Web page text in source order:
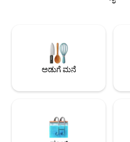
ಮತ್ತು BBQ ಅನ್ನು ಒಳಗೊಂಡಿದೆ. ಪ್ರೈವೇಟ್
ಕ್ಯಾಬಿನ್ ಒಂದು ರೀತಿಯಲ್ಲಿ, ಗಾಳಿಯಾಡುವ
ರಸ್ತೆಯಲ್ಲಿದೆ ಎಂಬುದನ್ನು ದಯವಿಟ್ಟು ಗಮನಿಸಿ.
ಇದೆ ಆದರೆ ಟಿವಿ ಅಥವಾ A/C ಇಲ್ಲ ಎಸ್ಸಿಸಿ
ಅನುಮತಿ# 241449
ಅಡುಗೆ ಮನೆ